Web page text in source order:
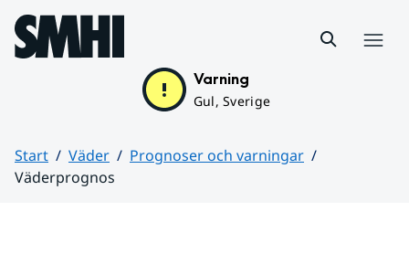
Hoppa till sidans innehåll
Varning
Gul, Sverige
Start Väder
Prognoser och varningar
Väderprognos